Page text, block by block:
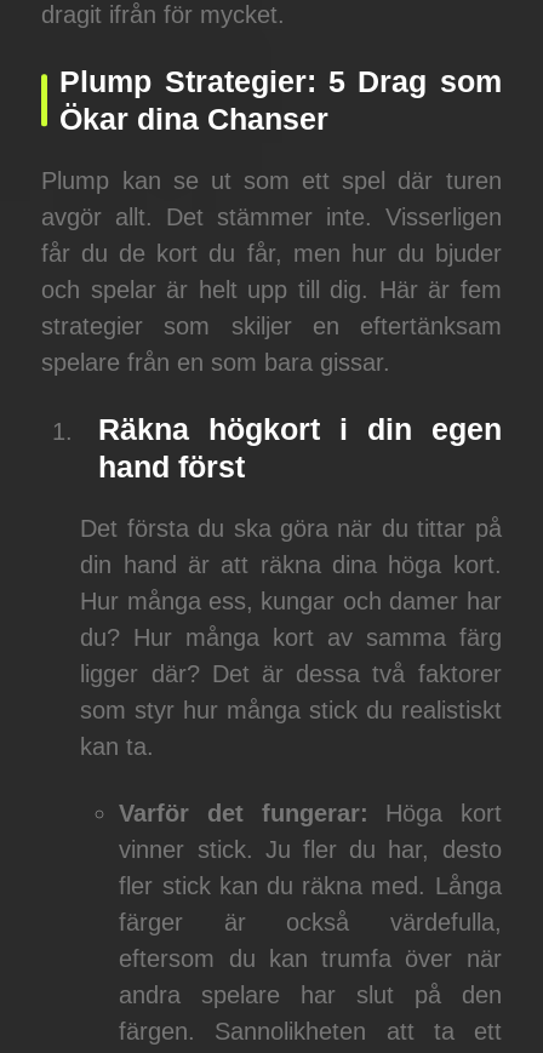
dragit ifrån för mycket.
Plump Strategier: 5 Drag som
Ökar dina Chanser
Plump kan se ut som ett spel där turen
avgör allt. Det stämmer inte. Visserligen
får du de kort du får, men hur du bjuder
och spelar är helt upp till dig. Här är fem
strategier som skiljer en eftertänksam
spelare från en som bara gissar.
Räkna högkort i din egen
hand först
Det första du ska göra när du tittar på
din hand är att räkna dina höga kort.
Hur många ess, kungar och damer har
du? Hur många kort av samma färg
ligger där? Det är dessa två faktorer
som styr hur många stick du realistiskt
kan ta.
Varför det fungerar: Höga kort
vinner stick. Ju fler du har, desto
fler stick kan du räkna med. Långa
färger är också värdefulla,
eftersom du kan trumfa över när
andra spelare har slut på den
färgen. Sannolikheten att ta ett